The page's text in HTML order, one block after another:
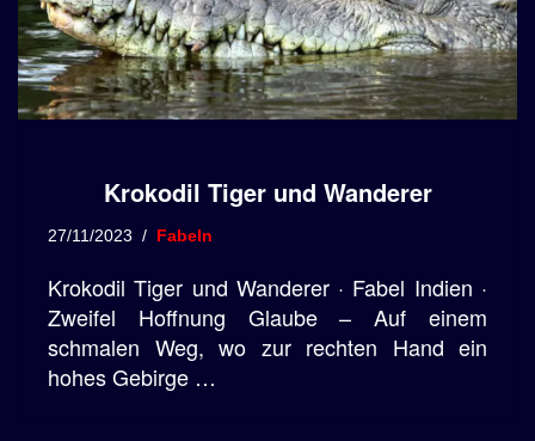
Krokodil Tiger und Wanderer
27/11/2023 Fabeln
Krokodil Tiger und Wanderer · Fabel Indien ·
Zweifel Hoffnung Glaube – Auf einem
schmalen Weg, wo zur rechten Hand ein
hohes Gebirge …